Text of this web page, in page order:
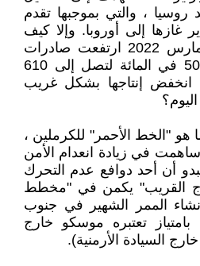
روسيا ، والتي بموجبها تقدم
غازها إلى أوروبا. وإلا كيف
نفسر أنه من يناير إلى مارس 2022 ارتفعت صادرات
النفط الأذربيجانية بنسبة 50 في المائة لتصل إلى 610
انخفض إنتاجها بشكل غريب
"الخط الأحمر" للكرملين ،
في زيادة انعدام الأمن
أن أحد دوافع عدم التحرك
القريب" يكمن في "مخطط
الممر الشهير في جنوب
بامتياز تعتبره موسكو خارج
خارج السيادة الأرمنية).